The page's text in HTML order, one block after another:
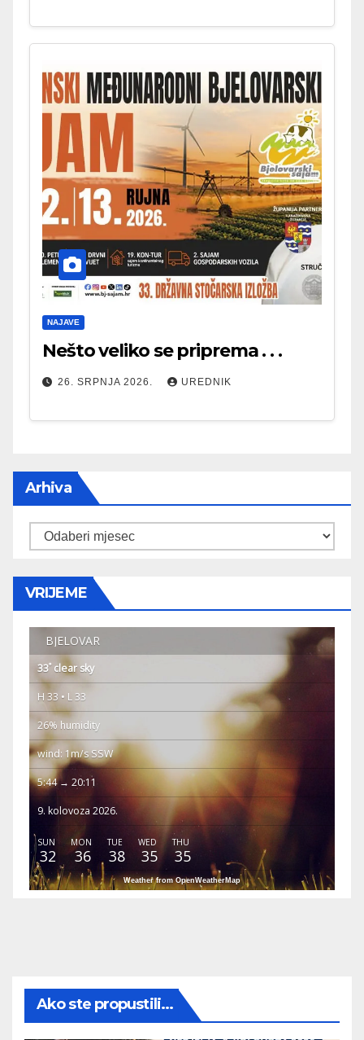
NAJAVE
Nešto veliko se priprema . . .
26. SRPNJA 2026. UREDNIK
Arhiva
Arhiva
VRIJEME
BJELOVAR
33° clear sky
H 33 • L 33
26% humidity
wind: 1m/s SSW
5:44 → 20:11
9. kolovoza 2026.
SUN
32
MON
36
TUE
38
WED
35
THU
35
Weather from OpenWeatherMap
Ako ste propustili...